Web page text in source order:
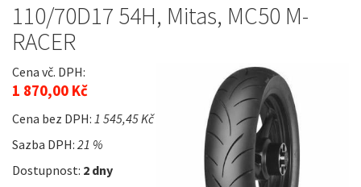
110/70D17 54H, Mitas, MC50 M-
RACER
Cena vč. DPH:
1 870,00 Kč
Cena bez DPH: 1 545,45 Kč
Sazba DPH: 21 %
Dostupnost: 2 dny